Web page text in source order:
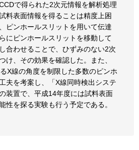
で得られた2次元情報を解析処理
料表面情報を得ることは精度上困
ピンホールスリットを用いて伝達
にピンホールスリットを移動して
合わせることで、ひずみのない2次
け、その効果を確認した。また、
X線の角度を制限した多数のピンホ
夫を考案し、「X線同時検出システ
装置で、平成14年度には試料表面
性を探る実験も行う予定である。